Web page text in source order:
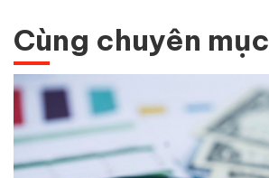
Cùng chuyên mục